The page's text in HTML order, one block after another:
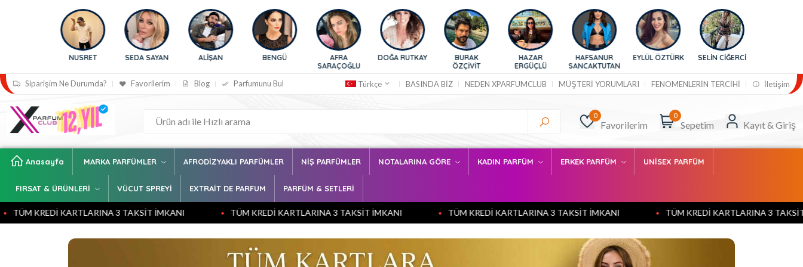
SEDA SAYAN ALİŞAN BENGÜ
AFRA
DOĞA RUTKAY
BURAK
HAZAR
ERGÜÇLÜ
HAFSANUR
SANCAKTUTAN
EYLÜL ÖZTÜRK SELİN CİĞERCİ
BURCU
Siparişim Ne Durumda? Favorilerim Blog Parfumunu Bul Türkçe BASINDA BİZ NEDEN XPARFUMCLUB MÜŞTERİ YORUMLARI FENOMENLERİN TERCİHİ İletişim
0
Favorilerim
0
Sepetim Kayıt & Giriş
Anasayfa MARKA PARFÜMLER AFRODİZYAKLI PARFÜMLER NİŞ PARFÜMLER NOTALARINA GÖRE KADIN PARFÜM ERKEK PARFÜM UNİSEX PARFÜM
FIRSAT & ÜRÜNLERİ VÜCUT SPREYİ EXTRAİT DE PARFUM PARFÜM & SETLERİ
3 TAKSİT İMKANI TÜM KREDİ KARTLARINA 3 TAKSİT İMKANI TÜM KREDİ KARTLARINA 3 TAKSİT İMKANI TÜM KREDİ KARTLARINA 3 TAKSİT İMKANI